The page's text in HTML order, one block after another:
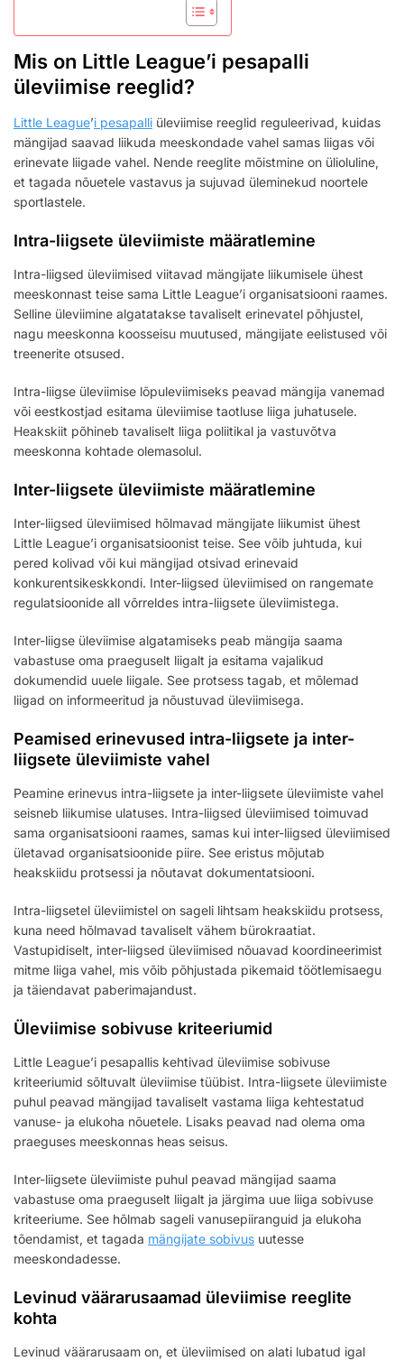
Mis on Little League’i pesapalli
üleviimise reeglid?
Little League’i pesapalli üleviimise reeglid reguleerivad, kuidas
mängijad saavad liikuda meeskondade vahel samas liigas või
erinevate liigade vahel. Nende reeglite mõistmine on ülioluline,
et tagada nõuetele vastavus ja sujuvad üleminekud noortele
sportlastele.
Intra-liigsete üleviimiste määratlemine
Intra-liigsed üleviimised viitavad mängijate liikumisele ühest
meeskonnast teise sama Little League’i organisatsiooni raames.
Selline üleviimine algatatakse tavaliselt erinevatel põhjustel,
nagu meeskonna koosseisu muutused, mängijate eelistused või
treenerite otsused.
Intra-liigse üleviimise lõpuleviimiseks peavad mängija vanemad
või eestkostjad esitama üleviimise taotluse liiga juhatusele.
Heakskiit põhineb tavaliselt liiga poliitikal ja vastuvõtva
meeskonna kohtade olemasolul.
Inter-liigsete üleviimiste määratlemine
Inter-liigsed üleviimised hõlmavad mängijate liikumist ühest
Little League’i organisatsioonist teise. See võib juhtuda, kui
pered kolivad või kui mängijad otsivad erinevaid
konkurentsikeskkondi. Inter-liigsed üleviimised on rangemate
regulatsioonide all võrreldes intra-liigsete üleviimistega.
Inter-liigse üleviimise algatamiseks peab mängija saama
vabastuse oma praeguselt liigalt ja esitama vajalikud
dokumendid uuele liigale. See protsess tagab, et mõlemad
liigad on informeeritud ja nõustuvad üleviimisega.
Peamised erinevused intra-liigsete ja inter-
liigsete üleviimiste vahel
Peamine erinevus intra-liigsete ja inter-liigsete üleviimiste vahel
seisneb liikumise ulatuses. Intra-liigsed üleviimised toimuvad
sama organisatsiooni raames, samas kui inter-liigsed üleviimised
ületavad organisatsioonide piire. See eristus mõjutab
heakskiidu protsessi ja nõutavat dokumentatsiooni.
Intra-liigsetel üleviimistel on sageli lihtsam heakskiidu protsess,
kuna need hõlmavad tavaliselt vähem bürokraatiat.
Vastupidiselt, inter-liigsed üleviimised nõuavad koordineerimist
mitme liiga vahel, mis võib põhjustada pikemaid töötlemisaegu
ja täiendavat paberimajandust.
Üleviimise sobivuse kriteeriumid
Little League’i pesapallis kehtivad üleviimise sobivuse
kriteeriumid sõltuvalt üleviimise tüübist. Intra-liigsete üleviimiste
puhul peavad mängijad tavaliselt vastama liiga kehtestatud
vanuse- ja elukoha nõuetele. Lisaks peavad nad olema oma
praeguses meeskonnas heas seisus.
Inter-liigsete üleviimiste puhul peavad mängijad saama
vabastuse oma praeguselt liigalt ja järgima uue liiga sobivuse
kriteeriume. See hõlmab sageli vanusepiiranguid ja elukoha
tõendamist, et tagada mängijate sobivus uutesse
meeskondadesse.
Levinud väärarusaamad üleviimise reeglite
kohta
Levinud väärarusaam on, et üleviimised on alati lubatud igal